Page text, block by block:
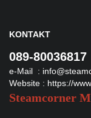
KONTAKT
089-80036817
e-Mail :
Website : https://
Steamcorner